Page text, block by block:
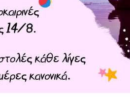
Ο Σταυρός του